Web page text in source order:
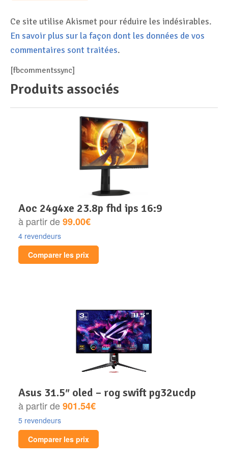
Ce site utilise Akismet pour réduire les indésirables.
En savoir plus sur la façon dont les données de vos
commentaires sont traitées.
[fbcommentssync]
Produits associés
aoc 24g4xe 23.8p fhd ips 16:9
à partir de99.00€
4 revendeurs
Comparer les prix
asus 31.5″ oled – rog swift pg32ucdp
à partir de901.54€
5 revendeurs
Comparer les prix